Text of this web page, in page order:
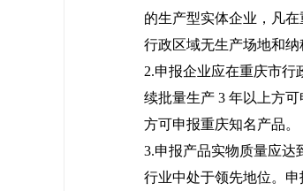
的生产型实体企业，凡
行政区域无生产场地和纳
2.申报企业应在重庆市
续批量生产 3 年以上方
方可申报重庆知名产品。
3.申报产品实物质量应达
行业中处于领先地位。